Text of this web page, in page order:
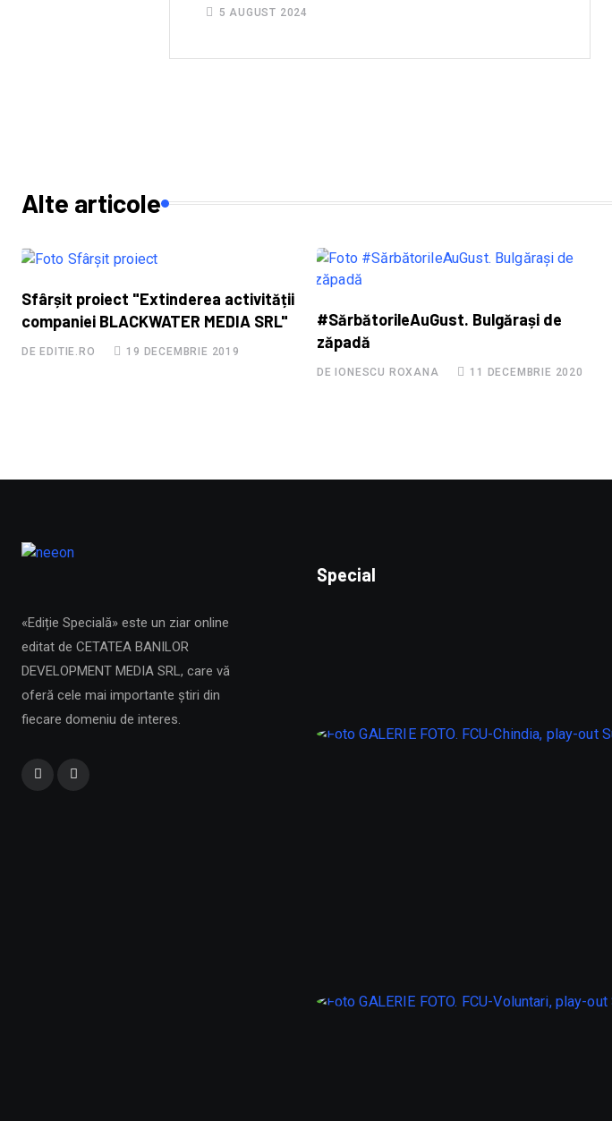
5 AUGUST 2024
Alte articole
Sfârșit proiect "Extinderea activității
companiei BLACKWATER MEDIA SRL"
DE EDITIE.RO 19 DECEMBRIE 2019
#SărbătorileAuGust. Bulgărași de
zăpadă
DE IONESCU ROXANA 11 DECEMBRIE 2020
«Ediție Specială» este un ziar online
editat de CETATEA BANILOR
DEVELOPMENT MEDIA SRL, care vă
oferă cele mai importante știri din
fiecare domeniu de interes.
Special